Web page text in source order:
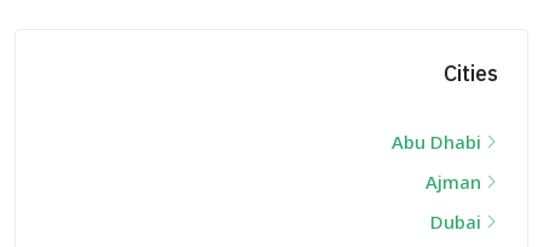
Cities
Abu Dhabi
Ajman
Dubai